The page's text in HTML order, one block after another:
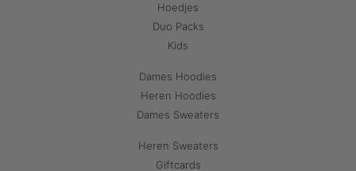
Hoedjes
Duo Packs
Kids
Dames Hoodies
Heren Hoodies
Dames Sweaters
Heren Sweaters
Giftcards